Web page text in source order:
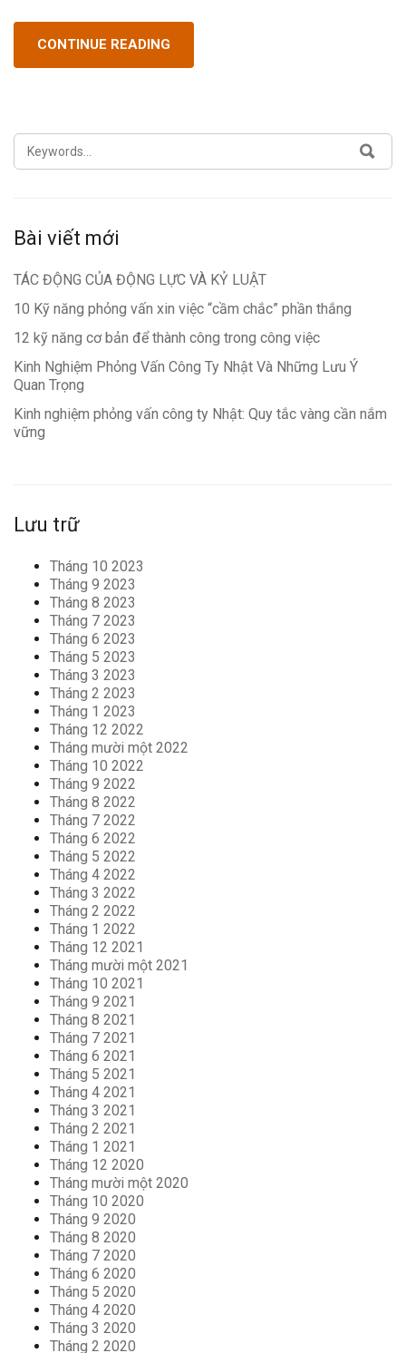
CONTINUE READING
SEARCH
FOR:
Bài viết mới
TÁC ĐỘNG CỦA ĐỘNG LỰC VÀ KỶ LUẬT
10 Kỹ năng phỏng vấn xin việc “cầm chắc” phần thắng
12 kỹ năng cơ bản để thành công trong công việc
Kinh Nghiệm Phỏng Vấn Công Ty Nhật Và Những Lưu Ý
Quan Trọng
Kinh nghiệm phỏng vấn công ty Nhật: Quy tắc vàng cần nắm
vững
Lưu trữ
Tháng 10 2023
Tháng 9 2023
Tháng 8 2023
Tháng 7 2023
Tháng 6 2023
Tháng 5 2023
Tháng 3 2023
Tháng 2 2023
Tháng 1 2023
Tháng 12 2022
Tháng mười một 2022
Tháng 10 2022
Tháng 9 2022
Tháng 8 2022
Tháng 7 2022
Tháng 6 2022
Tháng 5 2022
Tháng 4 2022
Tháng 3 2022
Tháng 2 2022
Tháng 1 2022
Tháng 12 2021
Tháng mười một 2021
Tháng 10 2021
Tháng 9 2021
Tháng 8 2021
Tháng 7 2021
Tháng 6 2021
Tháng 5 2021
Tháng 4 2021
Tháng 3 2021
Tháng 2 2021
Tháng 1 2021
Tháng 12 2020
Tháng mười một 2020
Tháng 10 2020
Tháng 9 2020
Tháng 8 2020
Tháng 7 2020
Tháng 6 2020
Tháng 5 2020
Tháng 4 2020
Tháng 3 2020
Tháng 2 2020